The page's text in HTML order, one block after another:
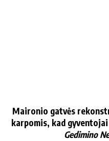
Mai­ro­nio gat­vės
kar­po­mis, kad
Ge­di­mi­no